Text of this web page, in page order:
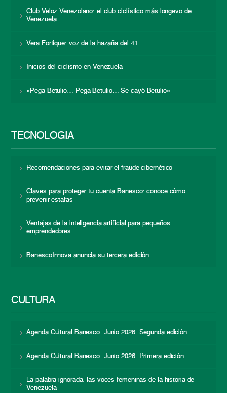
Club Veloz Venezolano: el club ciclístico más longevo de
Venezuela
Vera Fortique: voz de la hazaña del 41
Inicios del ciclismo en Venezuela
«Pega Betulio… Pega Betulio… Se cayó Betulio»
TECNOLOGÍA
Recomendaciones para evitar el fraude cibernético
Claves para proteger tu cuenta Banesco: conoce cómo
prevenir estafas
Ventajas de la inteligencia artificial para pequeños
emprendedores
BanescoInnova anuncia su tercera edición
CULTURA
Agenda Cultural Banesco. Junio 2026. Segunda edición
Agenda Cultural Banesco. Junio 2026. Primera edición
La palabra ignorada: las voces femeninas de la historia de
Venezuela